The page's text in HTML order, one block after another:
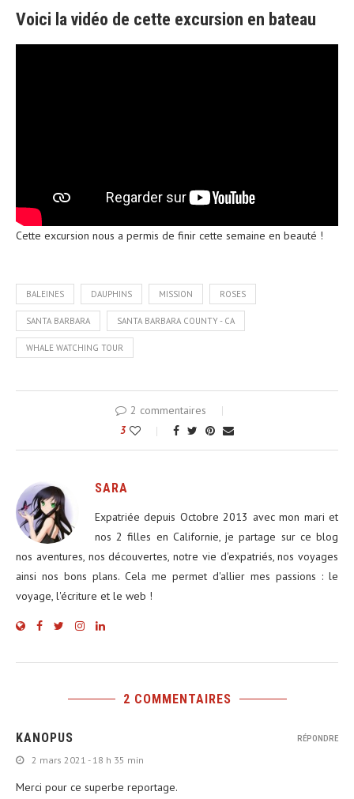
Voici la vidéo de cette excursion en bateau
Cette excursion nous a permis de finir cette semaine en beauté !
BALEINES DAUPHINS MISSION ROSES
SANTA BARBARA SANTA BARBARA COUNTY - CA
WHALE WATCHING TOUR
2 commentaires
3
SARA
Expatriée depuis Octobre 2013 avec mon mari et
nos 2 filles en Californie, je partage sur ce blog
nos aventures, nos découvertes, notre vie d'expatriés, nos voyages
ainsi nos bons plans. Cela me permet d'allier mes passions : le
voyage, l'écriture et le web !
2 COMMENTAIRES
KANOPUS
2 mars 2021 - 18 h 35 min
Merci pour ce superbe reportage.
RÉPONDRE